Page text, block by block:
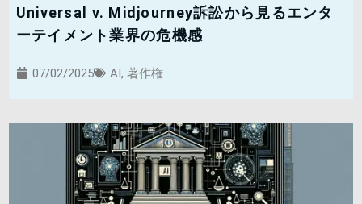
Universal v. Midjourney訴訟から見るエンタ
ーテイメント業界の危機感
07/02/2025 AI, 著作権